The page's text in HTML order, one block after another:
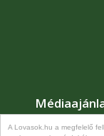
A Lovasok.hu a megfelelő
Jogi